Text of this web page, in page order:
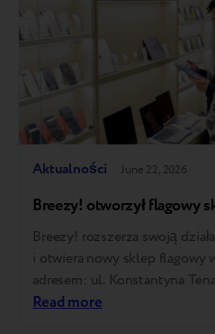
Aktualności June 22, 2026
Breezy! otworzył flagowy
Breezy! rozszerza swoją
i otwiera nowy sklep flagowy
adresem: ul. Konstantyna
krok w rozwoju strategii
Read more